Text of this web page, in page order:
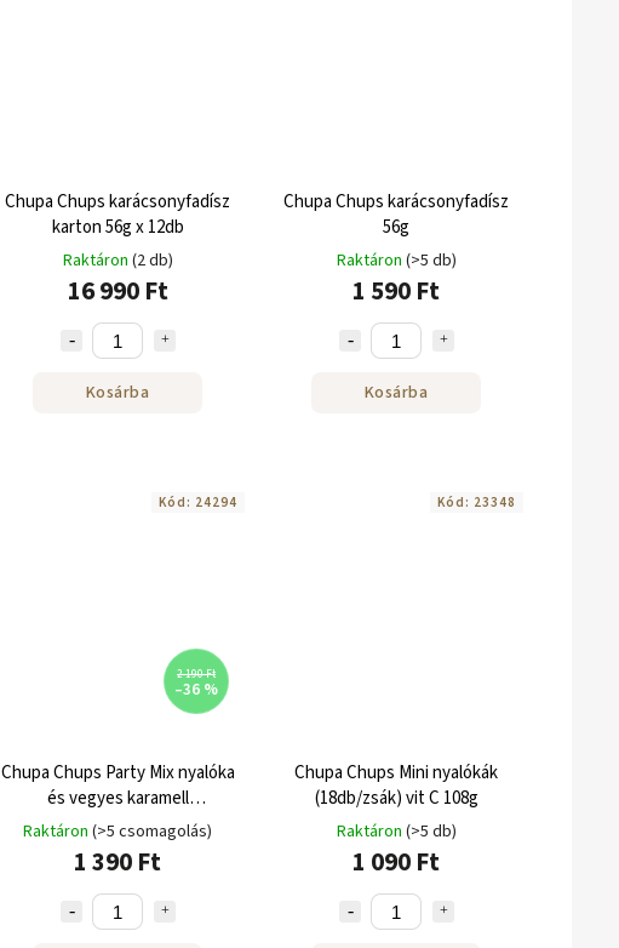
Chupa Chups karácsonyfadísz
karton 56g x 12db
Raktáron (2 db)
16 990 Ft
Kosárba
Chupa Chups karácsonyfadísz
56g
Raktáron (>5 db)
1 590 Ft
Kosárba
2 190 Ft
–36 %
Chupa Chups Party Mix nyalóka
és vegyes karamell
gyümölcsízzel 36 db 400g
Raktáron (>5 csomagolás)
1 390 Ft
Kód: 24294
Chupa Chups Mini nyalókák
(18db/zsák) vit C 108g
Raktáron (>5 db)
1 090 Ft
Kód: 23348